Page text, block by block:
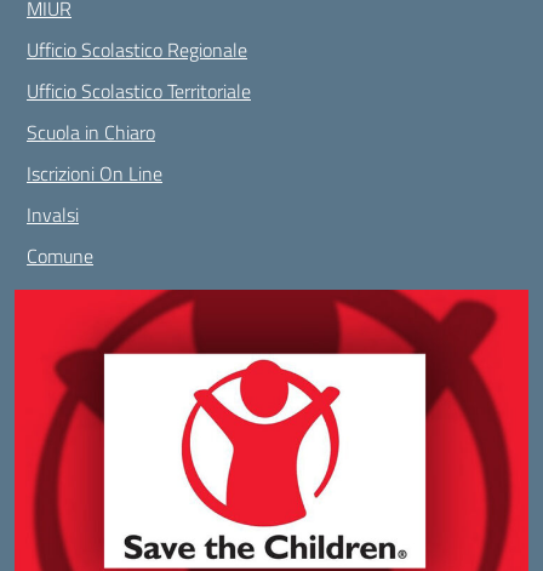
MIUR
Ufficio Scolastico Regionale
Ufficio Scolastico Territoriale
Scuola in Chiaro
Iscrizioni On Line
Invalsi
Comune